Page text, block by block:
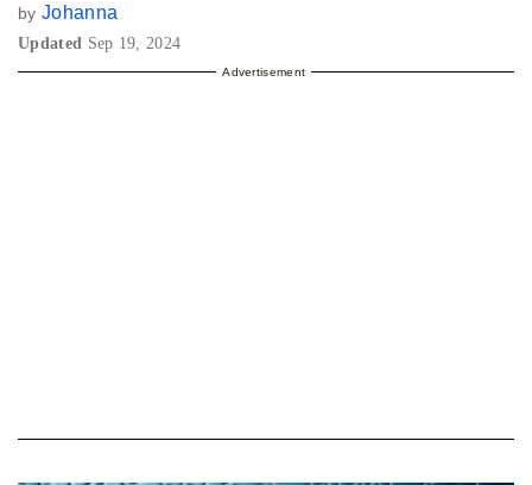
by Johanna
Updated Sep 19, 2024
Advertisement